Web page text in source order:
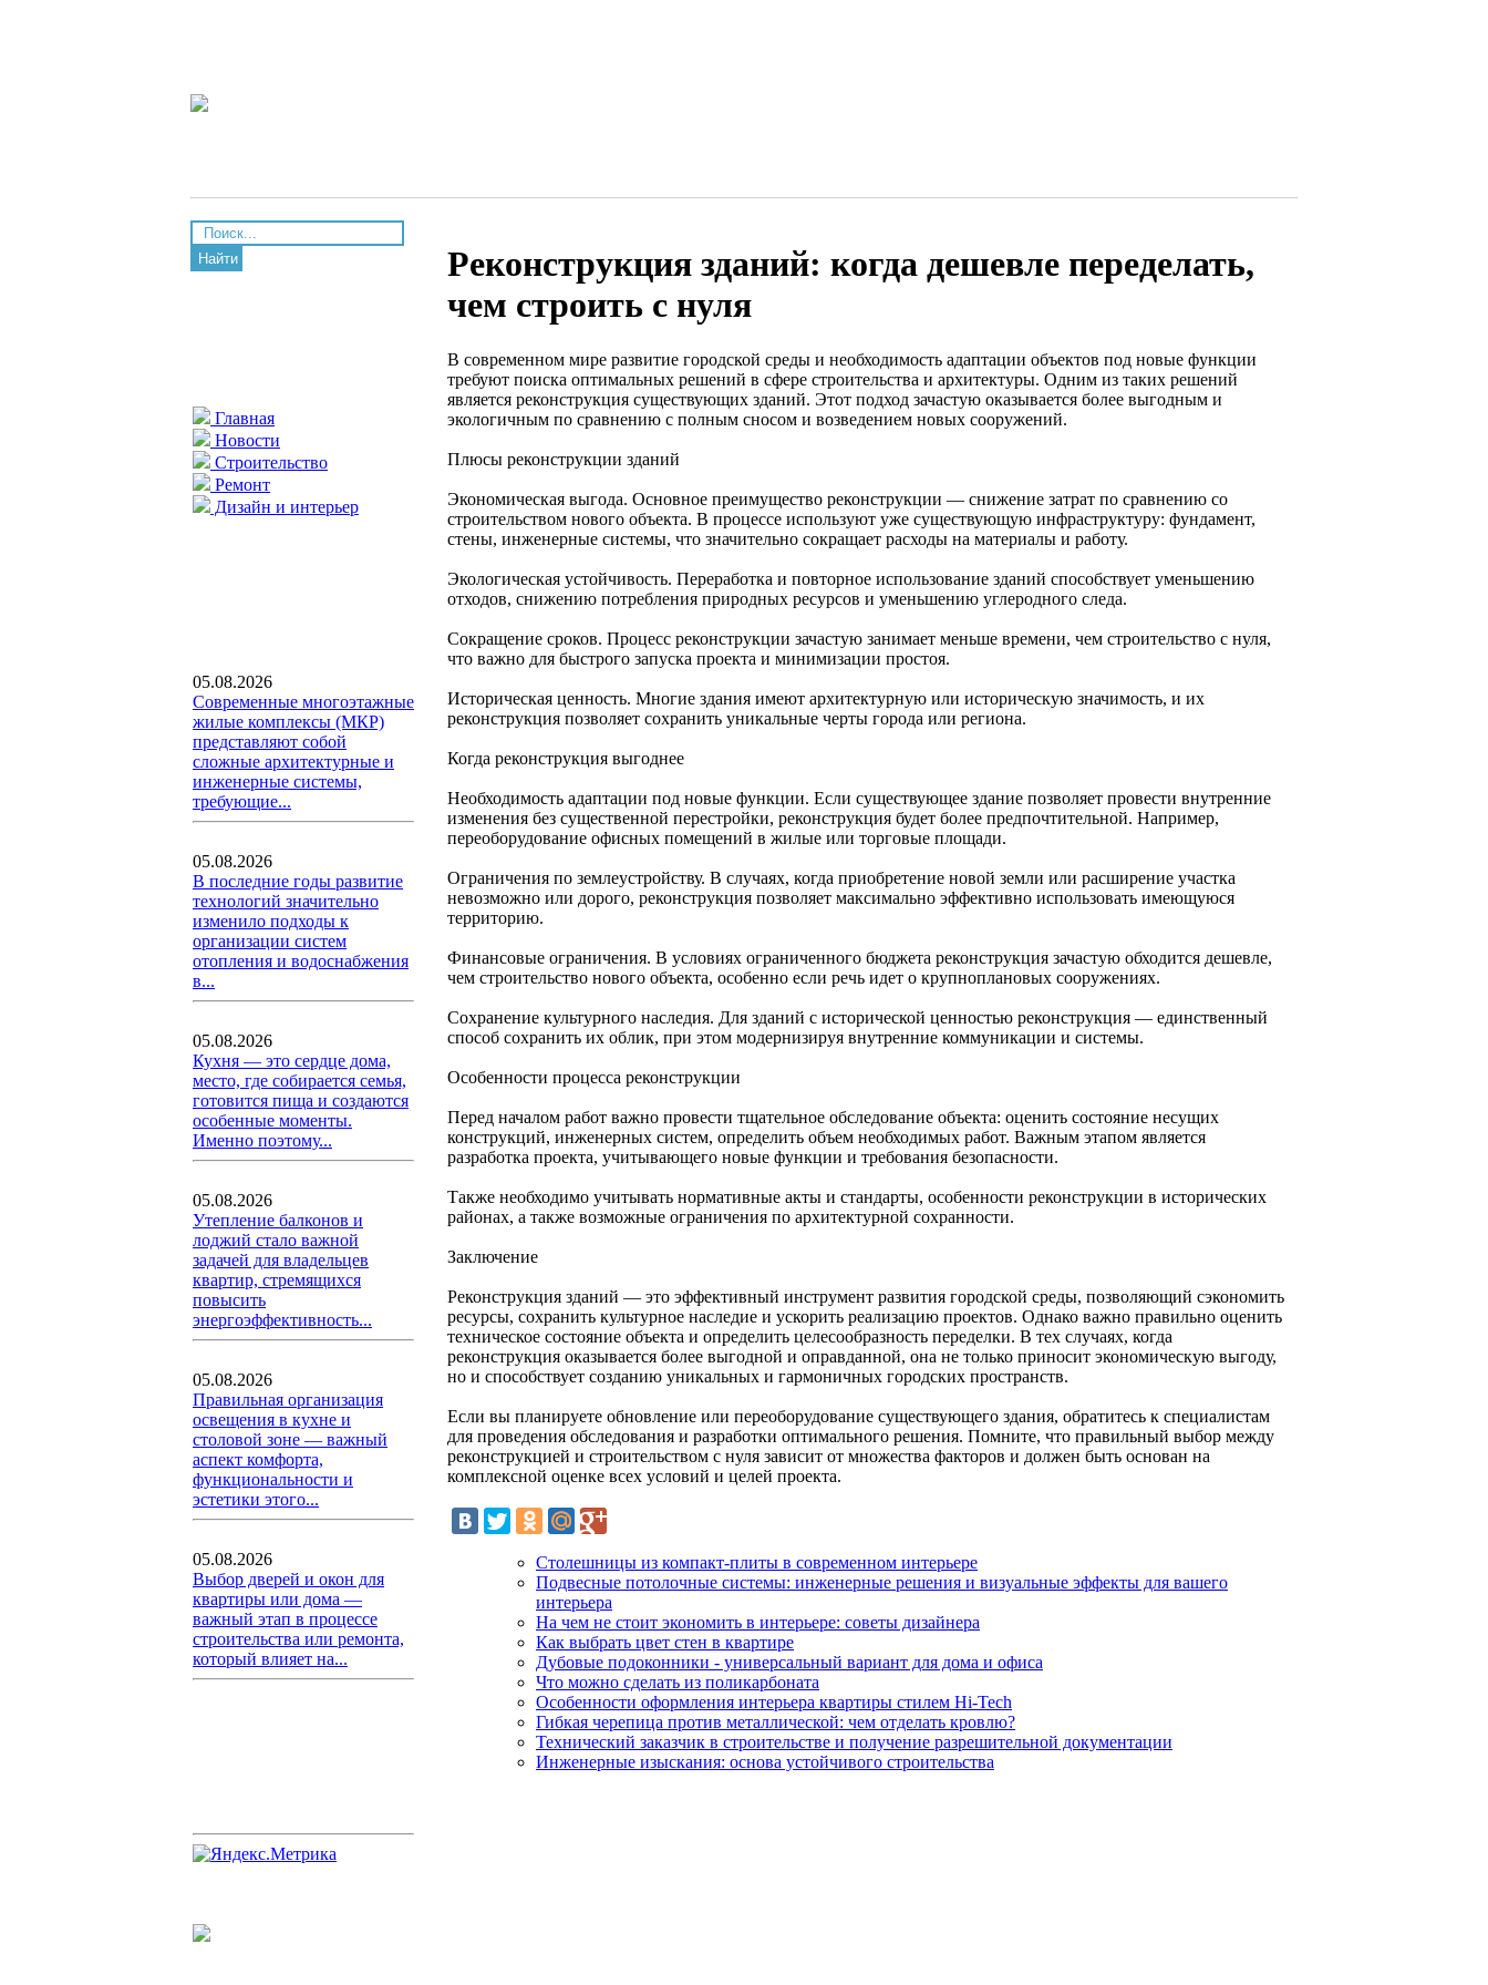
Найти
Главная
Новости
Строительство
Ремонт
Дизайн и интерьер
05.08.2026
Современные многоэтажные
жилые комплексы (МКР)
представляют собой
сложные архитектурные и
инженерные системы,
требующие...
05.08.2026
В последние годы развитие
технологий значительно
изменило подходы к
организации систем
отопления и водоснабжения
в...
05.08.2026
Кухня — это сердце дома,
место, где собирается семья,
готовится пища и создаются
особенные моменты.
Именно поэтому...
05.08.2026
Утепление балконов и
лоджий стало важной
задачей для владельцев
квартир, стремящихся
повысить
энергоэффективность...
05.08.2026
Правильная организация
освещения в кухне и
столовой зоне — важный
аспект комфорта,
функциональности и
эстетики этого...
05.08.2026
Выбор дверей и окон для
квартиры или дома —
важный этап в процессе
строительства или ремонта,
который влияет на...
Реконструкция зданий: когда дешевле переделать,
чем строить с нуля
В современном мире развитие городской среды и необходимость адаптации объектов под новые функции
требуют поиска оптимальных решений в сфере строительства и архитектуры. Одним из таких решений
является реконструкция существующих зданий. Этот подход зачастую оказывается более выгодным и
экологичным по сравнению с полным сносом и возведением новых сооружений.
Плюсы реконструкции зданий
Экономическая выгода. Основное преимущество реконструкции — снижение затрат по сравнению со
строительством нового объекта. В процессе используют уже существующую инфраструктуру: фундамент,
стены, инженерные системы, что значительно сокращает расходы на материалы и работу.
Экологическая устойчивость. Переработка и повторное использование зданий способствует уменьшению
отходов, снижению потребления природных ресурсов и уменьшению углеродного следа.
Сокращение сроков. Процесс реконструкции зачастую занимает меньше времени, чем строительство с нуля,
что важно для быстрого запуска проекта и минимизации простоя.
Историческая ценность. Многие здания имеют архитектурную или историческую значимость, и их
реконструкция позволяет сохранить уникальные черты города или региона.
Когда реконструкция выгоднее
Необходимость адаптации под новые функции. Если существующее здание позволяет провести внутренние
изменения без существенной перестройки, реконструкция будет более предпочтительной. Например,
переоборудование офисных помещений в жилые или торговые площади.
Ограничения по землеустройству. В случаях, когда приобретение новой земли или расширение участка
невозможно или дорого, реконструкция позволяет максимально эффективно использовать имеющуюся
территорию.
Финансовые ограничения. В условиях ограниченного бюджета реконструкция зачастую обходится дешевле,
чем строительство нового объекта, особенно если речь идет о крупноплановых сооружениях.
Сохранение культурного наследия. Для зданий с исторической ценностью реконструкция — единственный
способ сохранить их облик, при этом модернизируя внутренние коммуникации и системы.
Особенности процесса реконструкции
Перед началом работ важно провести тщательное обследование объекта: оценить состояние несущих
конструкций, инженерных систем, определить объем необходимых работ. Важным этапом является
разработка проекта, учитывающего новые функции и требования безопасности.
Также необходимо учитывать нормативные акты и стандарты, особенности реконструкции в исторических
районах, а также возможные ограничения по архитектурной сохранности.
Заключение
Реконструкция зданий — это эффективный инструмент развития городской среды, позволяющий сэкономить
ресурсы, сохранить культурное наследие и ускорить реализацию проектов. Однако важно правильно оценить
техническое состояние объекта и определить целесообразность переделки. В тех случаях, когда
реконструкция оказывается более выгодной и оправданной, она не только приносит экономическую выгоду,
но и способствует созданию уникальных и гармоничных городских пространств.
Если вы планируете обновление или переоборудование существующего здания, обратитесь к специалистам
для проведения обследования и разработки оптимального решения. Помните, что правильный выбор между
реконструкцией и строительством с нуля зависит от множества факторов и должен быть основан на
комплексной оценке всех условий и целей проекта.
Столешницы из компакт-плиты в современном интерьере
Подвесные потолочные системы: инженерные решения и визуальные эффекты для вашего
интерьера
На чем не стоит экономить в интерьере: советы дизайнера
Как выбрать цвет стен в квартире
Дубовые подоконники - универсальный вариант для дома и офиса
Что можно сделать из поликарбоната
Особенности оформления интерьера квартиры стилем Hi-Tech
Гибкая черепица против металлической: чем отделать кровлю?
Технический заказчик в строительстве и получение разрешительной документации
Инженерные изыскания: основа устойчивого строительства